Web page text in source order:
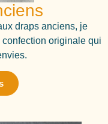
draps anciens, je
confection originale qui